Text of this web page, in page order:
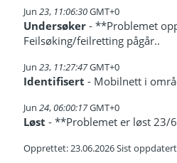
Jun 23, 11:06:30GMT+0
Undersøker - **Problemet
Feilsøking/feilretting pågår..
Jun 23, 11:27:47GMT+0
Identifisert - Mobilnett i
Jun 24,06:00:17GMT+0
Løst - **Problemet er løst 23/
Opprettet: 23.06.2026 Sist